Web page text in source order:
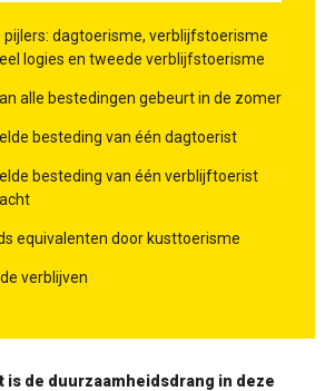
pijlers: dagtoerisme, verblijfstoerisme
logies en tweede verblijfstoerisme
alle bestedingen gebeurt in de zomer
besteding van één dagtoerist
besteding van één verblijftoerist
equivalenten door kusttoerisme
verblijven
is de duurzaamheidsdrang in deze